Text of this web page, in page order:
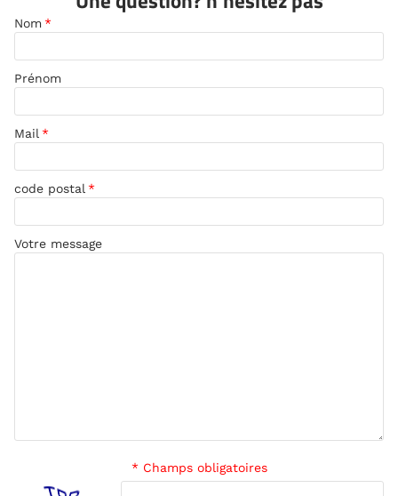
Nom *
Prénom
Mail *
code postal *
Votre message
* Champs obligatoires